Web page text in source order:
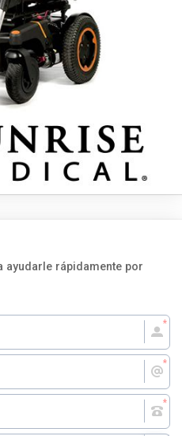
ayudarle rápidamente por